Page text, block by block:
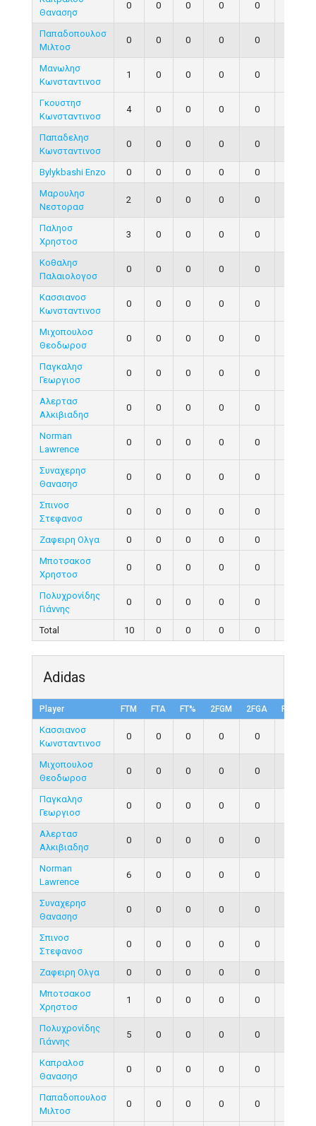
Θανασησ
0 0 0 0 0
Παπαδοπουλοσ
Μιλτοσ
0 0 0 0 0
Μανωλησ
Κωνσταντινοσ
1 0 0 0 0
Γκουστησ
Κωνσταντινοσ
4 0 0 0 0
Παπαδελησ
Κωνσταντινοσ
0 0 0 0 0
Bylykbashi Enzo 0 0 0 0 0
Μαρουλησ
Νεστορασ
2 0 0 0 0
Παληοσ
Χρηστοσ
3 0 0 0 0
Κοθαλησ
Παλαιολογοσ
0 0 0 0 0
Κασσιανοσ
Κωνσταντινοσ
0 0 0 0 0
Μιχοπουλοσ
Θεοδωροσ
0 0 0 0 0
Παγκαλησ
Γεωργιοσ
0 0 0 0 0
Αλερτασ
Αλκιβιαδησ
0 0 0 0 0
Norman
Lawrence
0 0 0 0 0
Συναχερησ
Θανασησ
0 0 0 0 0
Σπινοσ
Στεφανοσ
0 0 0 0 0
Ζαφειρη Ολγα 0 0 0 0 0
Μποτσακοσ
Χρηστοσ
0 0 0 0 0
Πολυχρονίδης
Γιάννης
0 0 0 0 0
Total 10 0 0 0 0
Adidas
Player FTM FTA FT% 2FGM 2FGA FG%
Κασσιανοσ
Κωνσταντινοσ
0 0 0 0 0
Μιχοπουλοσ
Θεοδωροσ
0 0 0 0 0
Παγκαλησ
Γεωργιοσ
0 0 0 0 0
Αλερτασ
Αλκιβιαδησ
0 0 0 0 0
Norman
Lawrence
6 0 0 0 0
Συναχερησ
Θανασησ
0 0 0 0 0
Σπινοσ
Στεφανοσ
0 0 0 0 0
Ζαφειρη Ολγα 0 0 0 0 0
Μποτσακοσ
Χρηστοσ
1 0 0 0 0
Πολυχρονίδης
Γιάννης
5 0 0 0 0
Καπραλοσ
Θανασησ
0 0 0 0 0
Παπαδοπουλοσ
Μιλτοσ
0 0 0 0 0